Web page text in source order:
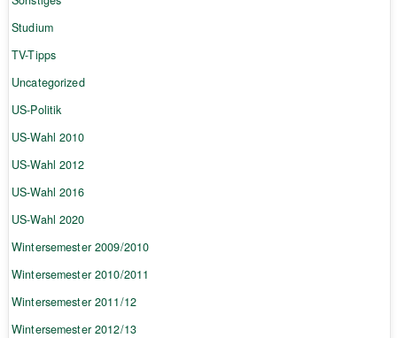
Studium
TV-Tipps
Uncategorized
US-Politik
US-Wahl 2010
US-Wahl 2012
US-Wahl 2016
US-Wahl 2020
Wintersemester 2009/2010
Wintersemester 2010/2011
Wintersemester 2011/12
Wintersemester 2012/13